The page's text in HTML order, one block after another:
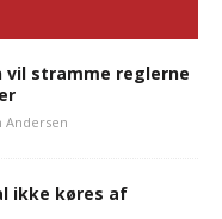
vil stramme reglerne
Andersen
ikke køres af